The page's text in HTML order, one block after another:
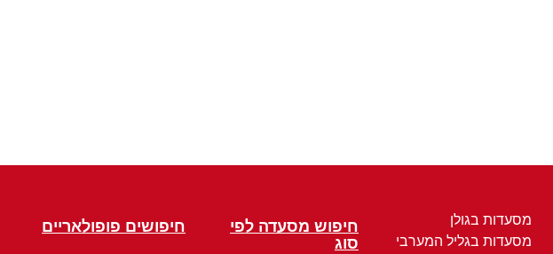
מסעדות בגולן
מסעדות בגליל המערבי
חיפוש מסעדה לפי
סוג
חיפושים פופולאריים